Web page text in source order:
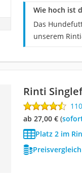
Wie hoch ist
Das
unserem
Rinti
ab 27,00 €(
Platz 2 im